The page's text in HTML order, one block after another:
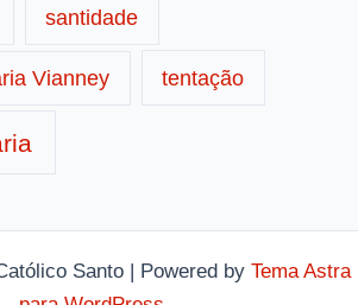
santidade
Vianney tentação
Santo | Powered by Tema Astra